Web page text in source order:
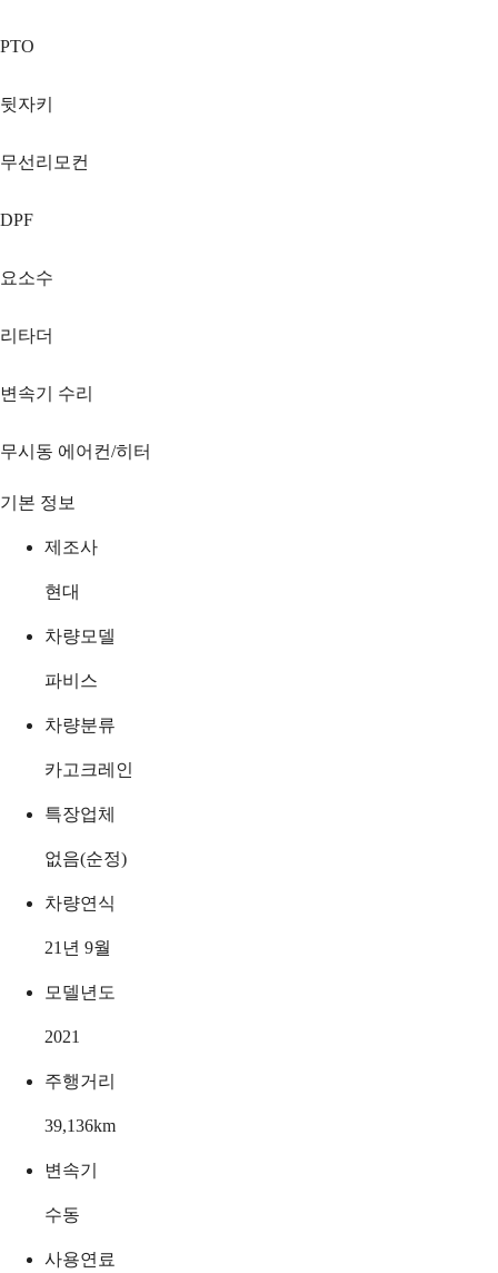
PTO
뒷자키
무선리모컨
DPF
요소수
리타더
변속기 수리
무시동 에어컨/히터
기본 정보
제조사
현대
차량모델
파비스
차량분류
카고크레인
특장업체
없음(순정)
차량연식
21년 9월
모델년도
2021
주행거리
39,136km
변속기
수동
사용연료